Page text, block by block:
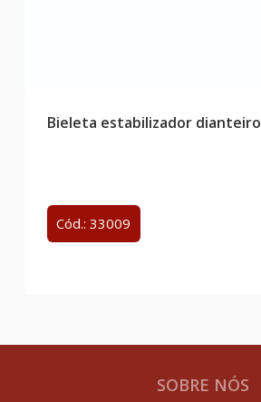
Bieleta estabilizador dianteiro
Cód.: 33009
SOBRE NÓS